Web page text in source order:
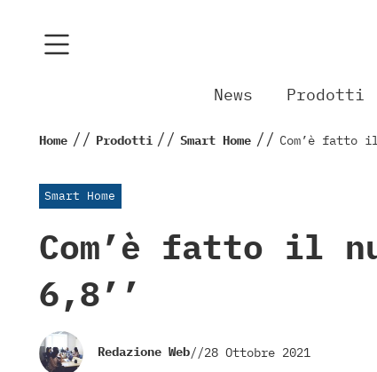
News Prodotti
Home // Prodotti // Smart Home // Com’è fatto
Smart Home
Com’è fatto il
6,8’’
Redazione Web//28 Ottobre 2021